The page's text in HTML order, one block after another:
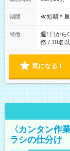
期間 ≪短期＊
特徴 週1日から
務 / 10名
気になる！
〈カンタン作
ラシの仕分け